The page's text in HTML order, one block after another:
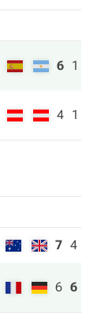
6 1
4 1
7 4
6 6